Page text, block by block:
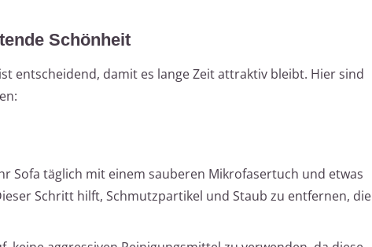
Schönheit
entscheidend, damit es lange Zeit attraktiv bleibt. Hier sind
Sofa täglich mit einem sauberen Mikrofasertuch und etwas
Schritt hilft, Schmutzpartikel und Staub zu entfernen, die